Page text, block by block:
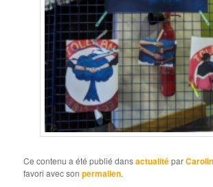
Ce contenu a été publié dansactualitépar
favori avec sonpermalien.